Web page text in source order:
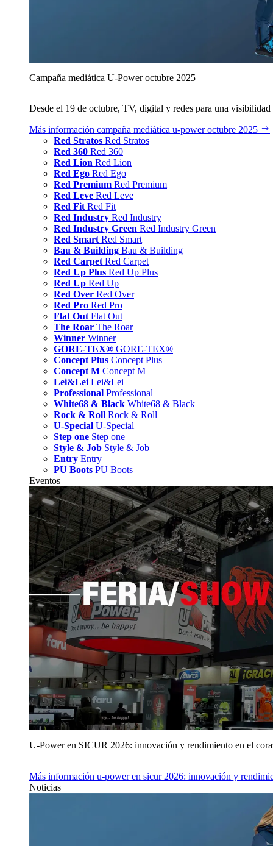
Campaña mediática U‑Power octubre 2025
Desde el 19 de octubre, TV, digital y redes para una
Más información campaña mediática u‑power octubre 2025
Red Stratos Red Stratos
Red 360 Red 360
Red Lion Red Lion
Red Ego Red Ego
Red Premium Red Premium
Red Leve Red Leve
Red Fit Red Fit
Red Industry Red Industry
Red Industry Green Red Industry Green
Red Smart Red Smart
Bau & Building Bau & Building
Red Carpet Red Carpet
Red Up Plus Red Up Plus
Red Up Red Up
Red Over Red Over
Red Pro Red Pro
Flat Out Flat Out
The Roar The Roar
Winner Winner
GORE-TEX® GORE-TEX®
Concept Plus Concept Plus
Concept M Concept M
Lei&Lei Lei&Lei
Professional Professional
White68 & Black White68 & Black
Rock & Roll Rock & Roll
U-Special U-Special
Step one Step one
Style & Job Style & Job
Entry Entry
PU Boots PU Boots
Eventos
U‑Power en SICUR 2026: innovación y rendimiento en el
Más información u‑power en sicur 2026: innovación y
Noticias